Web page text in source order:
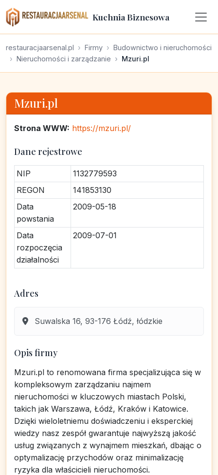
Kuchnia Biznesowa
restauracjaarsenal.pl Firmy
Budownictwo i nieruchomości
Nieruchomości i zarządzanie
Mzuri.pl
Mzuri.pl
Strona WWW: https://mzuri.pl/
Dane rejestrowe
NIP
1132779593
REGON
141853130
Data
powstania
2009-05-18
Data
rozpoczęcia
działalności
2009-07-01
Adres
Suwalska 16, 93-176 Łódź, łódzkie
Opis firmy
Mzuri.pl to renomowana firma specjalizująca się w
kompleksowym zarządzaniu najmem
nieruchomości w kluczowych miastach Polski,
takich jak Warszawa, Łódź, Kraków i Katowice.
Dzięki wieloletniemu doświadczeniu i eksperckiej
wiedzy nasz zespół gwarantuje najwyższą jakość
usług związanych z wynajmem mieszkań, dbając o
optymalizację przychodów oraz minimalizację
ryzyka dla właścicieli nieruchomości.